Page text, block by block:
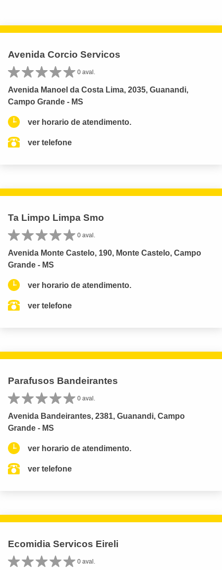
Avenida Corcio Servicos
0 aval.
Avenida Manoel da Costa Lima, 2035, Guanandi,
Campo Grande - MS
ver horario de atendimento.
ver telefone
Ta Limpo Limpa Smo
0 aval.
Avenida Monte Castelo, 190, Monte Castelo, Campo
Grande - MS
ver horario de atendimento.
ver telefone
Parafusos Bandeirantes
0 aval.
Avenida Bandeirantes, 2381, Guanandi, Campo
Grande - MS
ver horario de atendimento.
ver telefone
Ecomidia Servicos Eireli
0 aval.